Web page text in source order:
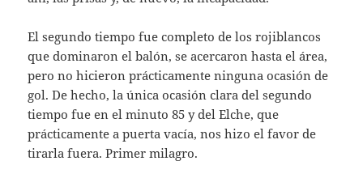
El segundo tiempo fue completo de los rojiblancos
que dominaron el balón, se acercaron hasta el área,
pero no hicieron prácticamente ninguna ocasión de
gol. De hecho, la única ocasión clara del segundo
tiempo fue en el minuto 85 y del Elche, que
prácticamente a puerta vacía, nos hizo el favor de
tirarla fuera. Primer milagro.